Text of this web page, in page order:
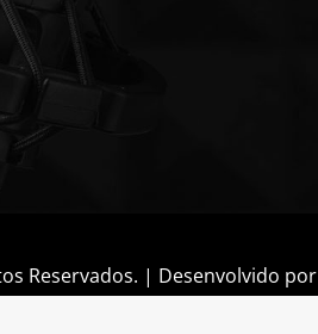
Reservados. | Desenvolvido por